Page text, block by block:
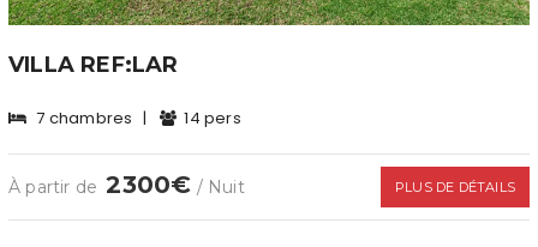
VILLA REF:LAR
7 chambres | 14 pers
À partir de 2300€ / Nuit PLUS DE DÉTAILS